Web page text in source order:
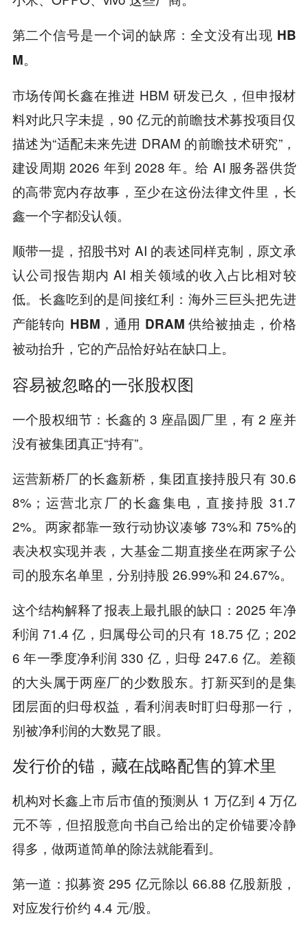
第二个信号是一个词的缺席： 全文没有出现 HB
M。
市场传闻长鑫在推进 HBM 研发已久，但申报材
料对此只字未提，90 亿元的前瞻技术募投项目仅
描述为“适配未来先进 DRAM 的前瞻技术研究”，
建设周期 2026 年到 2028 年。给 AI 服务器供货
的高带宽内存故事，至少在这份法律文件里，长
鑫一个字都没认领。
顺带一提，招股书对 AI 的表述同样克制，原文承
认公司报告期内 AI 相关领域的收入占比相对较
低。长鑫吃到的是间接红利： 海外三巨头把先进
产能转向 HBM，通用 DRAM 供给被抽走，价格
被动抬升，它的产品恰好站在缺口上。
容易被忽略的一张股权图
一个股权细节：长鑫的 3 座晶圆厂里，有 2 座并
没有被集团真正“持有”。
运营新桥厂的长鑫新桥，集团直接持股只有 30.6
8%；运营北京厂的长鑫集电，直接持股 31.7
2%。两家都靠一致行动协议凑够 73%和 75%的
表决权实现并表，大基金二期直接坐在两家子公
司的股东名单里，分别持股 26.99%和 24.67%。
这个结构解释了报表上最扎眼的缺口：2025 年净
利润 71.4 亿，归属母公司的只有 18.75 亿；202
6 年一季度净利润 330 亿，归母 247.6 亿。差额
的大头属于两座厂的少数股东。打新买到的是集
团层面的归母权益，看利润表时盯归母那一行，
别被净利润的大数晃了眼。
发行价的锚，藏在战略配售的算术里
机构对长鑫上市后市值的预测从 1 万亿到 4 万亿
元不等，但招股意向书自己给出的定价锚要冷静
得多，做两道简单的除法就能看到。
第一道：拟募资 295 亿元除以 66.88 亿股新股，
对应发行价约 4.4 元/股。